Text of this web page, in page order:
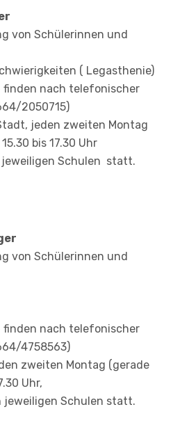
von Schülerinnen und
( Legasthenie)
finden nach telefonischer
2050715)
jeden zweiten Montag
bis 17.30 Uhr
Schulen statt.
von Schülerinnen und
finden nach telefonischer
4758563)
zweiten Montag (gerade
Uhr,
jeweiligen Schulen statt.